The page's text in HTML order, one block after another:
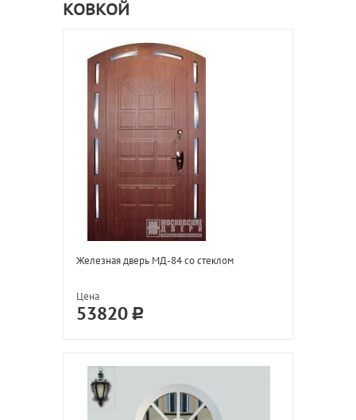
КОВКОЙ
Железная дверь МД-84 со стеклом
Цена
53820